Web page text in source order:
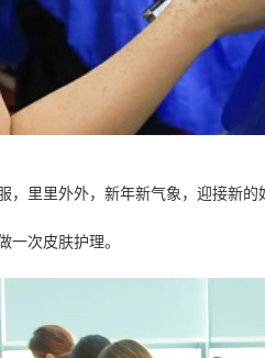
里里外外，新年新气象，迎接新的
一次皮肤护理。